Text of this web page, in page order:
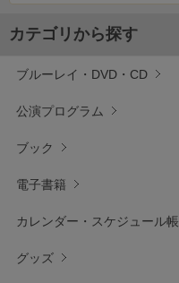
カテゴリから探す
ブルーレイ・DVD・CD
公演プログラム
ブック
電子書籍
カレンダー・スケジュール帳
グッズ